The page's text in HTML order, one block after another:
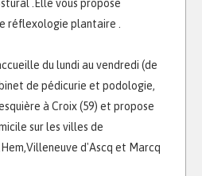
.Elle vous propose
réflexologie plantaire .
du lundi au vendredi (de
de pédicurie et podologie,
à Croix (59) et propose
sur les villes de
d'Ascq et Marcq